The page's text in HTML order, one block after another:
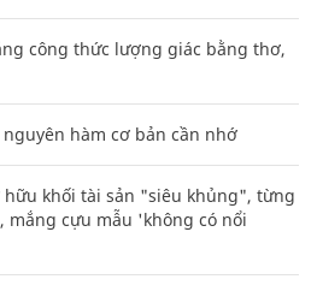
công thức lượng giác bằng thơ,
hàm cơ bản cần nhớ
hữu khối tài sản "siêu khủng", từng
mắng cựu mẫu 'không có nổi